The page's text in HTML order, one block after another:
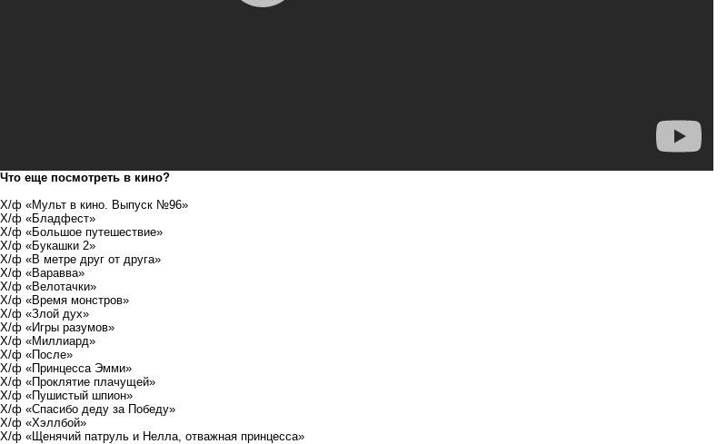
Что еще посмотреть в кино?
Х/ф «Мульт в кино. Выпуск №96»
Х/ф «Бладфест»
Х/ф «Большое путешествие»
Х/ф «Букашки 2»
Х/ф «В метре друг от друга»
Х/ф «Варавва»
Х/ф «Велотачки»
Х/ф «Время монстров»
Х/ф «Злой дух»
Х/ф «Игры разумов»
Х/ф «Миллиард»
Х/ф «После»
Х/ф «Принцесса Эмми»
Х/ф «Проклятие плачущей»
Х/ф «Пушистый шпион»
Х/ф «Спасибо деду за Победу»
Х/ф «Хэллбой»
Х/ф «Щенячий патруль и Нелла, отважная принцесса»